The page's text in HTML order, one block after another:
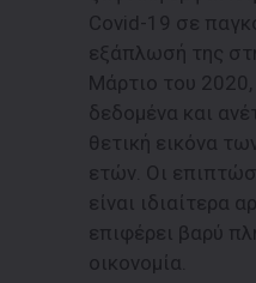
Covid-19 σε
εξάπλωσή της
Μάρτιο του
δεδομένα και
θετική εικόνα
ετών. Οι
είναι ιδιαίτερα
επιφέρει βαρύ
οικονομία.